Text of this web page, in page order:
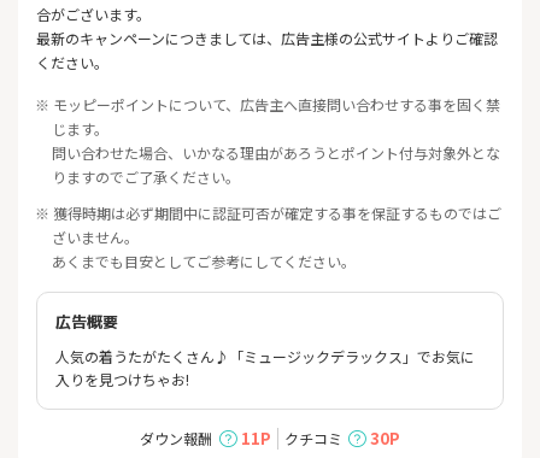
合がございます。
最新のキャンペーンにつきましては、広告主様の公式サイトよりご確認
ください。
※ モッピーポイントについて、広告主へ直接問い合わせする事を固く禁
じます。
問い合わせた場合、いかなる理由があろうとポイント付与対象外とな
りますのでご了承ください。
※ 獲得時期は必ず期間中に認証可否が確定する事を保証するものではご
ざいません。
あくまでも目安としてご参考にしてください。
広告概要
人気の着うたがたくさん♪「ミュージックデラックス」でお気に
入りを見つけちゃお!
ダウン報酬 11P クチコミ 30P